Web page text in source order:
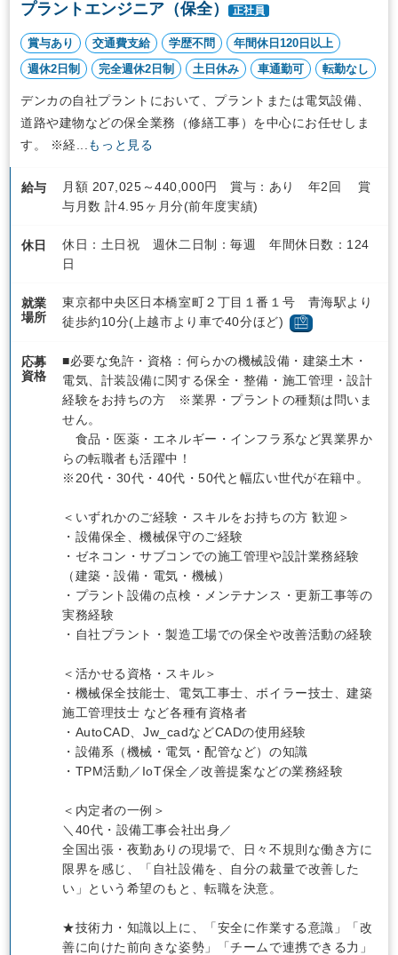
プラントエンジニア（保全） 正社員
賞与あり 交通費支給 学歴不問
年間休日120日以上
週休2日制
完全週休2日制 土日休み 車通勤可 転勤なし
デンカの自社プラントにおいて、プラントまたは電気設備、
道路や建物などの保全業務（修繕工事）を中心にお任せしま
す。 ※経...もっと見る
給与
月額 207,025～440,000円 賞与：あり 年2回 賞
与月数 計4.95ヶ月分(前年度実績)
休日
休日：土日祝 週休二日制：毎週 年間休日数：124
日
就業
場所
東京都中央区日本橋室町２丁目１番１号 青海駅より
徒歩約10分(上越市より車で40分ほど)
応募
資格
■必要な免許・資格：何らかの機械設備・建築土木・
電気、計装設備に関する保全・整備・施工管理・設計
経験をお持ちの方 ※業界・プラントの種類は問いま
せん。
食品・医薬・エネルギー・インフラ系など異業界か
らの転職者も活躍中！
※20代・30代・40代・50代と幅広い世代が在籍中。
＜いずれかのご経験・スキルをお持ちの方 歓迎＞
・設備保全、機械保守のご経験
・ゼネコン・サブコンでの施工管理や設計業務経験
（建築・設備・電気・機械）
・プラント設備の点検・メンテナンス・更新工事等の
実務経験
・自社プラント・製造工場での保全や改善活動の経験
＜活かせる資格・スキル＞
・機械保全技能士、電気工事士、ボイラー技士、建築
施工管理技士 など各種有資格者
・AutoCAD、Jw_cadなどCADの使用経験
・設備系（機械・電気・配管など）の知識
・TPM活動／IoT保全／改善提案などの業務経験
＜内定者の一例＞
＼40代・設備工事会社出身／
全国出張・夜勤ありの現場で、日々不規則な働き方に
限界を感じ、「自社設備を、自分の裁量で改善した
い」という希望のもと、転職を決意。
★技術力・知識以上に、「安全に作業する意識」「改
善に向けた前向きな姿勢」「チームで連携できる力」